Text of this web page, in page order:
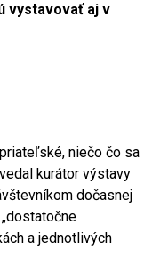
vystavovať aj v
niečo čo sa
kurátor výstavy
dočasnej
a jednotlivých